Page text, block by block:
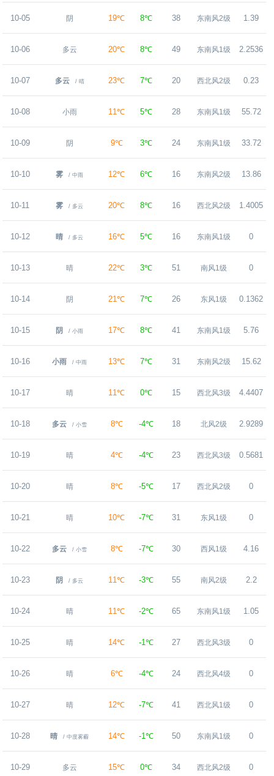
10-05 阴 19℃ 8℃ 38 东南风2级 1.39
10-06 多云 20℃ 8℃ 49 东南风1级 2.2536
10-07 多云 / 晴 23℃ 7℃ 20 西北风2级 0.23
10-08 小雨 11℃ 5℃ 28 东南风1级 55.72
10-09 阴 9℃ 3℃ 24 东南风1级 33.72
10-10 雾 / 中雨 12℃ 6℃ 16 东南风2级 13.86
10-11 雾 / 多云 20℃ 8℃ 16 西北风2级 1.4005
10-12 晴 / 多云 16℃ 5℃ 16 东南风1级 0
10-13 晴 22℃ 3℃ 51 南风1级 0
10-14 阴 21℃ 7℃ 26 东风1级 0.1362
10-15 阴 / 小雨 17℃ 8℃ 41 东南风1级 5.76
10-16 小雨 / 中雨 13℃ 7℃ 31 东南风2级 15.62
10-17 晴 11℃ 0℃ 15 西北风3级 4.4407
10-18 多云 / 小雪 8℃ -4℃ 18 北风2级 2.9289
10-19 晴 4℃ -4℃ 23 西北风3级 0.5681
10-20 晴 8℃ -5℃ 17 西北风2级 0
10-21 晴 10℃ -7℃ 31 东风1级 0
10-22 多云 / 小雪 8℃ -7℃ 30 西风1级 4.16
10-23 阴 / 多云 11℃ -3℃ 55 南风2级 2.2
10-24 晴 11℃ -2℃ 65 东南风1级 1.05
10-25 晴 14℃ -1℃ 27 西北风3级 0
10-26 晴 6℃ -4℃ 24 西北风4级 0
10-27 晴 12℃ -7℃ 41 西北风1级 0
10-28 晴 / 中度雾霾 14℃ -1℃ 50 东南风1级 0
10-29 多云 15℃ 0℃ 34 西北风2级 0